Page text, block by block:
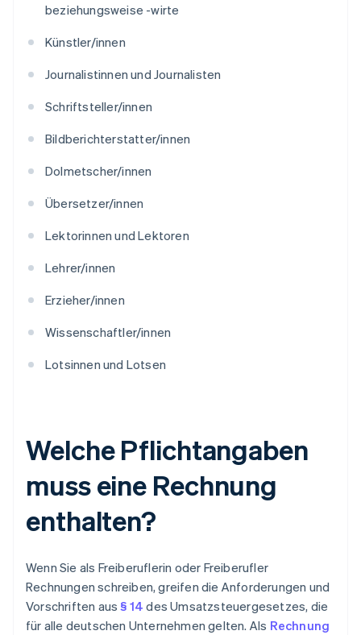
beziehungsweise -wirte
Künstler/innen
Journalistinnen und Journalisten
Schriftsteller/innen
Bildberichterstatter/innen
Dolmetscher/innen
Übersetzer/innen
Lektorinnen und Lektoren
Lehrer/innen
Erzieher/innen
Wissenschaftler/innen
Lotsinnen und Lotsen
Welche Pflichtangaben
muss eine Rechnung
enthalten?
Wenn Sie als Freiberuflerin oder Freiberufler
Rechnungen schreiben, greifen die Anforderungen und
Vorschriften aus§ 14 des Umsatzsteuergesetzes, die
für alle deutschen Unternehmen gelten. Als Rechnung